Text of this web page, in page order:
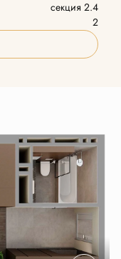
секция 2.4
2